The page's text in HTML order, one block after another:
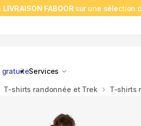
LIVRAISON FABOOR sur une sélection
gratuiteServices
T-shirts randonnée et Trek T-shirts